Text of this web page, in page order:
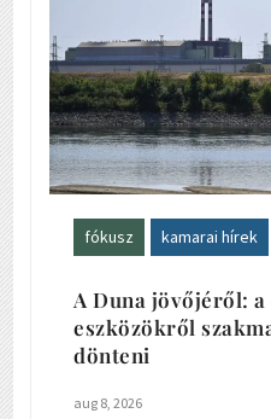
fókusz kamarai hírek
A Duna jövőjéről: a
eszközökről
dönteni
aug 8, 2026